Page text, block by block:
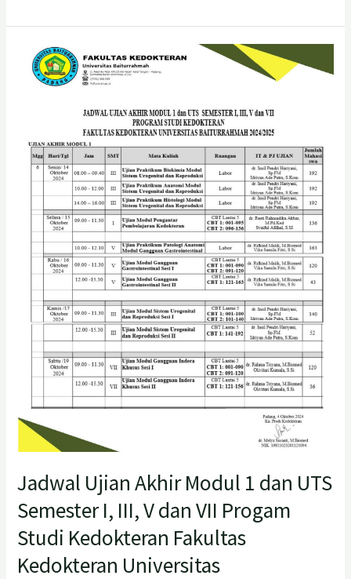
Jadwal Ujian Akhir Modul 1 dan UTS
Semester I, III, V dan VII Progam
Studi Kedokteran Fakultas
Kedokteran Universitas
Jadwal
Ujian
dan
UTS
Progam
Studi
Kedokteran
Kedokteran
Universitas
Baiturrahmah